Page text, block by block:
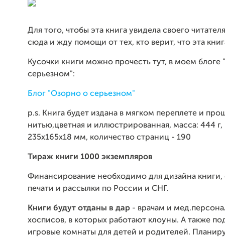
Для того, чтобы эта книга увидела своего
сюда и жду помощи от тех, кто верит, что эта
Кусочки книги можно прочесть тут, в моем блоге
серьезном":
Блог "Озорно о серьезном"
p.s. Книга будет издана в мягком переплете и
нитью,цветная и иллюстрированная, масса: 444
235x165x18 мм, количество страниц - 190
Тираж книги 1000 экземпляров
Финансирование необходимо для дизайна книги,
печати и рассылки по России и СНГ.
Книги будут отданы в дар - врачам и
хосписов, в которых работают клоуны. А также
игровые комнаты для детей и родителей.